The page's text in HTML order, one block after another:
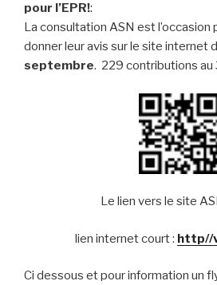
pour l’EPR!:
La consultation ASN est l’occasion
donner leur avis sur le site internet
septembre. 229 contributions au
Le lien vers le site
lien internet court : http//
Ci dessous et pour information un